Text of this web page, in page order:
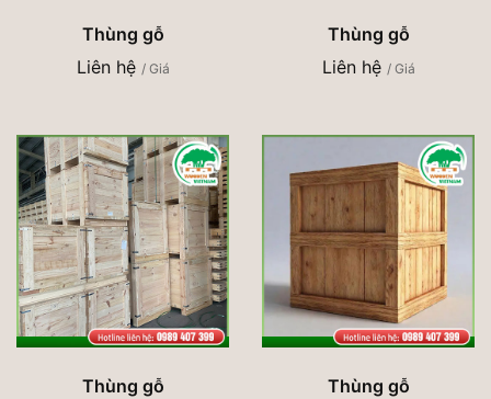
Thùng gỗ
Liên hệ / Giá
Thùng gỗ
Liên hệ / Giá
Thùng gỗ
Thùng gỗ